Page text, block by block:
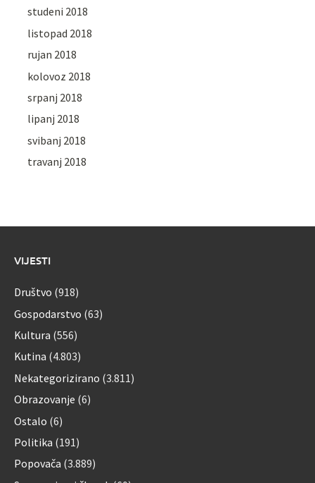
studeni 2018
listopad 2018
rujan 2018
kolovoz 2018
srpanj 2018
lipanj 2018
svibanj 2018
travanj 2018
VIJESTI
Društvo (918)
Gospodarstvo (63)
Kultura (556)
Kutina (4.803)
Nekategorizirano (3.811)
Obrazovanje (6)
Ostalo (6)
Politika (191)
Popovača (3.889)